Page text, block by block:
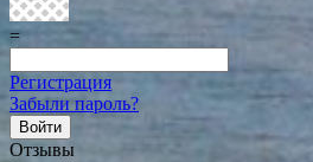
=
Регистрация
Забыли пароль?
Отзывы